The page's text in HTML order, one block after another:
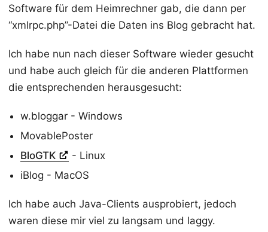
Software für dem Heimrechner gab, die dann per
“xmlrpc.php”-Datei die Daten ins Blog gebracht hat.
Ich habe nun nach dieser Software wieder gesucht
und habe auch gleich für die anderen Plattformen
die entsprechenden herausgesucht:
w.bloggar - Windows
MovablePoster
BloGTK
- Linux
iBlog - MacOS
Ich habe auch Java-Clients ausprobiert, jedoch
waren diese mir viel zu langsam und laggy.